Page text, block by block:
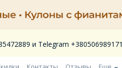
и Telegram +380506989171